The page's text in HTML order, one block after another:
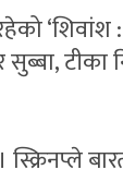
‘शिवांश :
सुब्बा,